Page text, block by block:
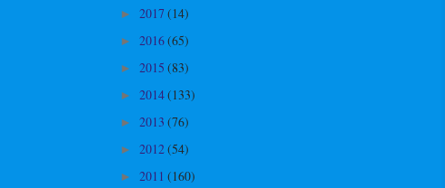
► 2017 (14)
► 2016(65)
► 2015 (83)
► 2014(133)
► 2013 (76)
► 2012(54)
► 2011 (160)